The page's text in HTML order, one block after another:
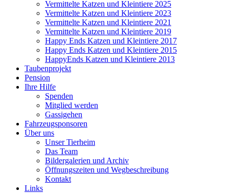
Vermittelte Katzen und Kleintiere 2025
Vermittelte Katzen und Kleintiere 2023
Vermittelte Katzen und Kleintiere 2021
Vermittelte Katzen und Kleintiere 2019
Happy Ends Katzen und Kleintiere 2017
Happy Ends Katzen und Kleintiere 2015
HappyEnds Katzen und Kleintiere 2013
Taubenprojekt
Pension
Ihre Hilfe
Spenden
Mitglied werden
Gassigehen
Fahrzeugsponsoren
Über uns
Unser Tierheim
Das Team
Bildergalerien und Archiv
Öffnungszeiten und Wegbeschreibung
Kontakt
Links